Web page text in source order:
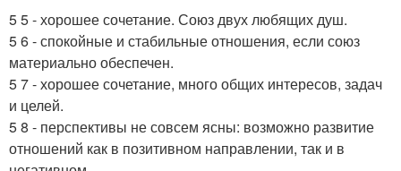
5 5 - хорошее сочетание. Союз двух любящих душ.
5 6 - спокойные и стабильные отношения, если союз
материально обеспечен.
5 7 - хорошее сочетание, много общих интересов, задач
и целей.
5 8 - перспективы не совсем ясны: возможно развитие
отношений как в позитивном направлении, так и в